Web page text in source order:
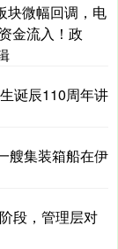
块微幅回调，电
金流入！政
诞辰110周年讲
艘集装箱船在伊
段，管理层对